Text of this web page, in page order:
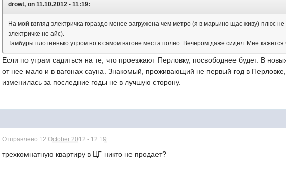
drowt, on 11.10.2012 - 11:19:
На мой взгляд электричка гораздо менее загружена чем метро (я в марьино щас живу) плюс
электричке не айс).
Тамбуры плотненько утром но в самом вагоне места полно. Вечером даже сидел. Мне
Если по утрам садиться на те, что проезжают Перловку, посвободнее будет. В
от нее мало и в вагонах сауна. Знакомый, проживающий не первый год в Перловке,
изменилась за последние годы не в лучшую сторону.
Отправлено 12 October 2012 - 12:19
трехкомнатную квартиру в ЦГ никто не продает?